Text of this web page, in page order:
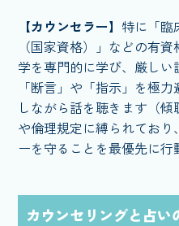
【カウンセラー】 特に「臨
（国家資格）」などの有
学を専門的に学び、厳し
「断言」や「指示」を極
しながら話を聴きます（
や倫理規定に縛られてお
ーを守ることを最優先に行
カウンセリングと占い